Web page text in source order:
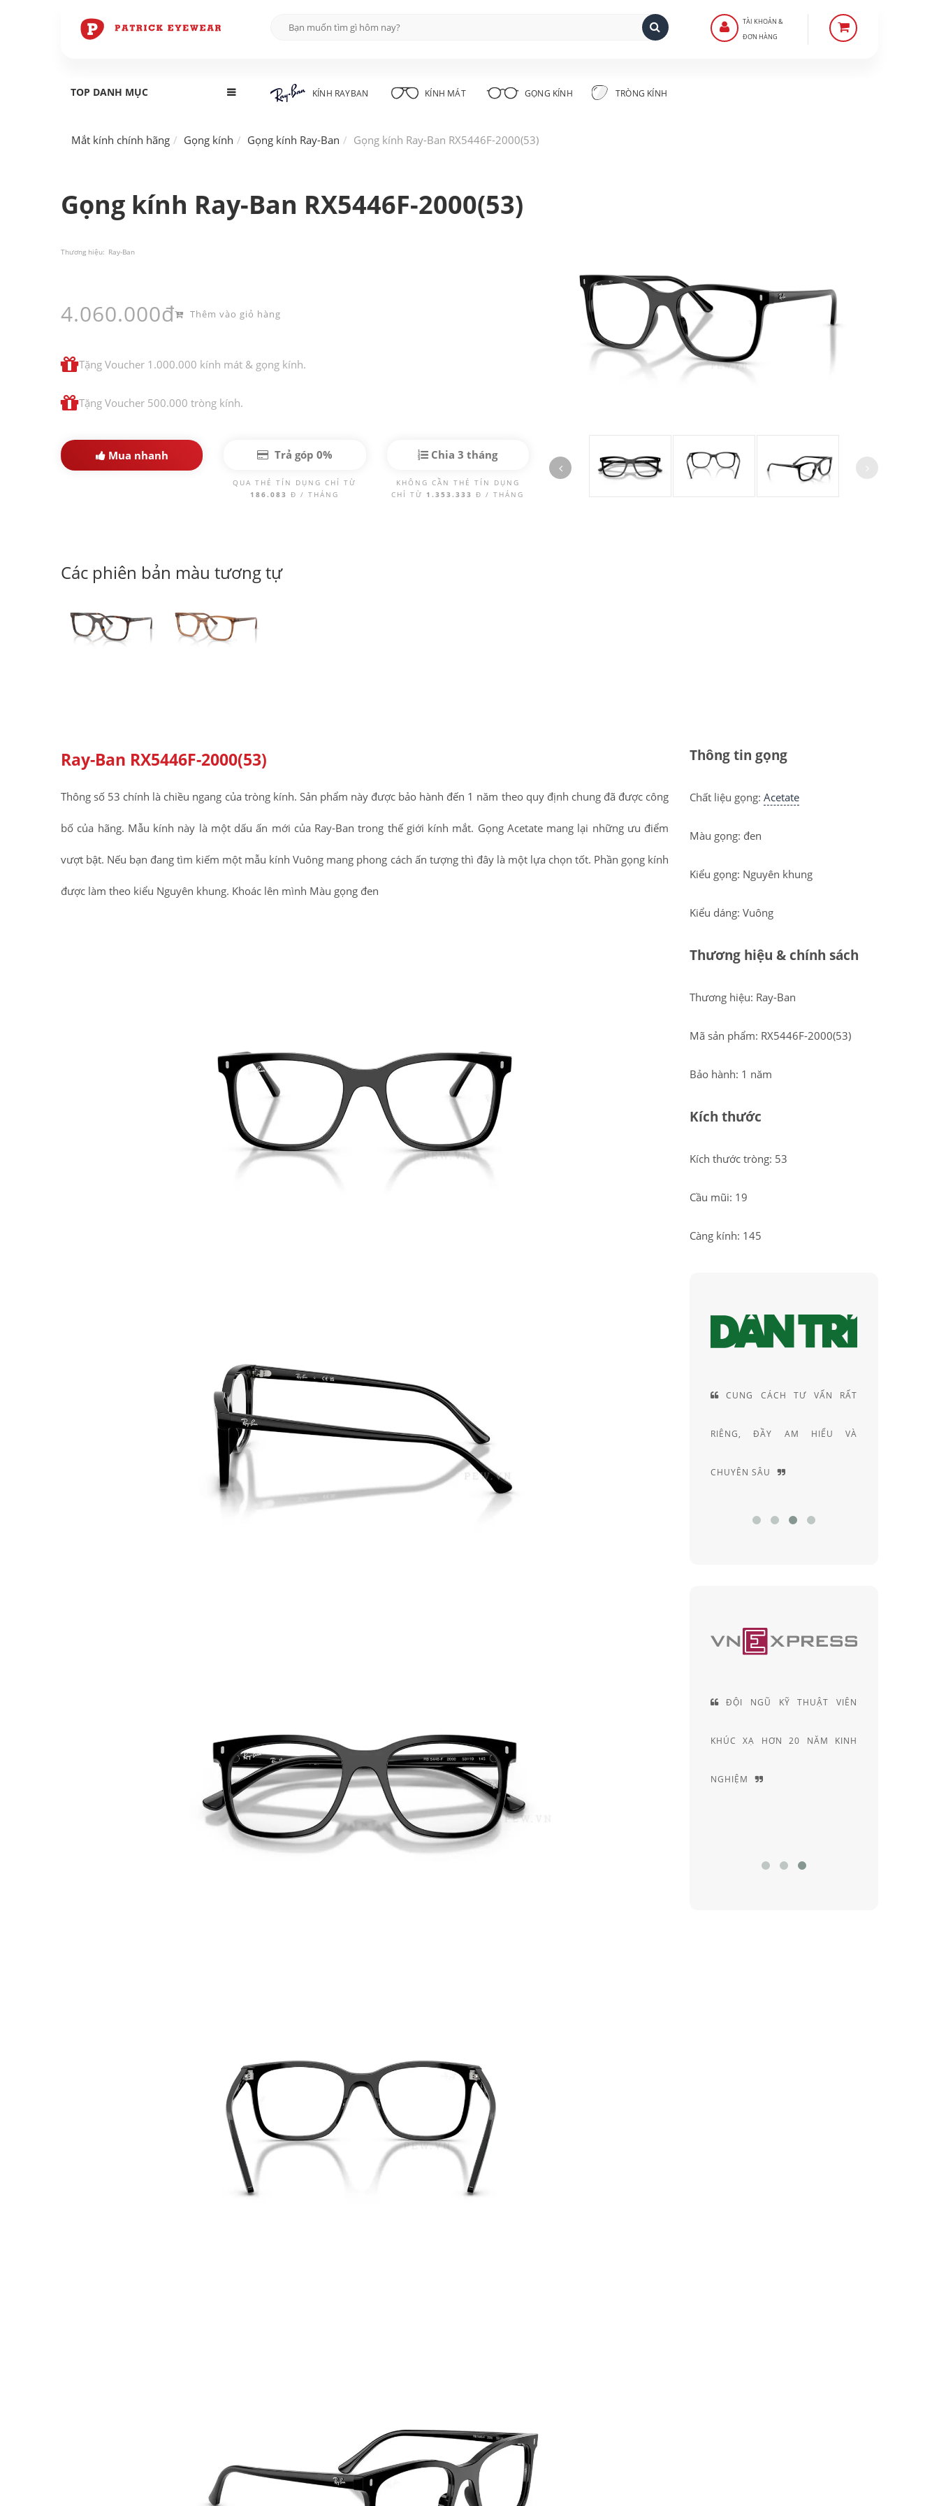
TÀI KHOẢN &
ĐƠN HÀNG
TOP DANH MỤC KÍNH RAYBAN KÍNH MÁT GỌNG KÍNH TRÒNG KÍNH
Mắt kính chính hãng Gọng kính Gọng kính Ray-Ban Gọng kính Ray-Ban RX5446F-2000(53)
Gọng kính Ray-Ban RX5446F-2000(53)
Thương hiệu: Ray-Ban
4.060.000đ Thêm vào giỏ hàng
Tặng Voucher 1.000.000 kính mát & gọng kính.
Tặng Voucher 500.000 tròng kính.
Mua nhanh Trả góp 0%
QUA THẺ TÍN DỤNG CHỈ TỪ
186.083Đ / THÁNG
Chia 3 tháng
KHÔNG CẦN THẺ TÍN DỤNG
CHỈ TỪ 1.353.333Đ / THÁNG
Các phiên bản màu tương tự
Ray-Ban RX5446F-2000(53)
Thông số 53 chính là chiều ngang của tròng kính. Sản phẩm này được bảo hành đến 1 năm theo quy định chung đã được công
bố của hãng. Mẫu kính này là một dấu ấn mới của Ray-Ban trong thế giới kính mắt. Gọng Acetate mang lại những ưu điểm
vượt bật. Nếu bạn đang tìm kiếm một mẫu kính Vuông mang phong cách ấn tượng thì đây là một lựa chọn tốt. Phần gọng kính
được làm theo kiểu Nguyên khung. Khoác lên mình Màu gọng đen
Thông tin gọng
Chất liệu gọng: Acetate
Màu gọng: đen
Kiểu gọng: Nguyên khung
Kiểu dáng: Vuông
Thương hiệu & chính sách
Thương hiệu: Ray-Ban
Mã sản phẩm: RX5446F-2000(53)
Bảo hành: 1 năm
Kích thước
Kích thước tròng: 53
Cầu mũi: 19
Càng kính: 145
PATRICK EYEWEAR VÀ VỊ THẾ
ĐỐI TÁC CHÍNH THỨC CỦA RAY-
CUNG CÁCH TƯ VẤN RẤT
RIÊNG, ĐẦY AM HIỂU VÀ
CHUYÊN SÂU
ĐƠN VỊ PHÂN PHỐI CÁC SẢN
PHẨM CỦA RAYBAN TẠI VIỆT
NAM
ĐỘI NGŨ KỸ THUẬT VIÊN
KHÚC XẠ HƠN 20 NĂM KINH
NGHIỆM